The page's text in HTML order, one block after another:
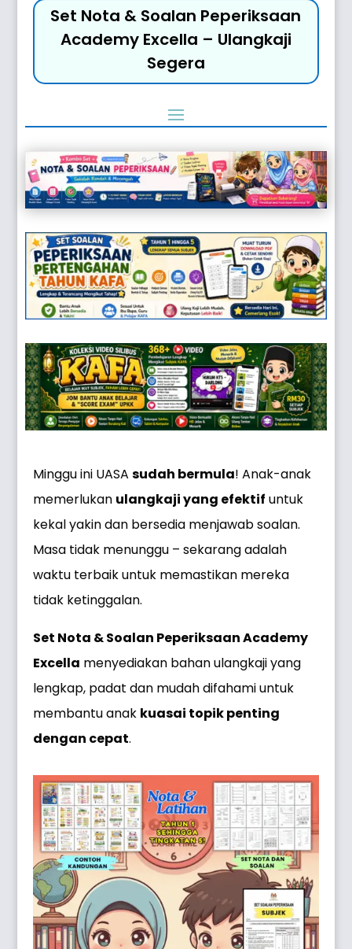
Set Nota & Soalan Peperiksaan
Academy Excella – Ulangkaji
Segera
Minggu ini UASAsudah bermula! Anak-anak
memerlukan ulangkaji yang efektif untuk
kekal yakin dan bersedia menjawab soalan.
Masa tidak menunggu – sekarang adalah
waktu terbaik untuk memastikan mereka
tidak ketinggalan.
Set Nota & Soalan Peperiksaan Academy
Excella menyediakan bahan ulangkaji yang
lengkap, padat dan mudah difahami untuk
membantu anak kuasai topik penting
dengan cepat.